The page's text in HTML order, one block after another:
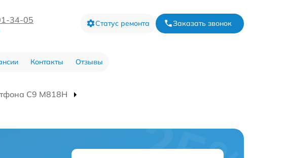
34-05 Статус ремонта Заказать звонок
Контакты Отзывы
C9 M818H